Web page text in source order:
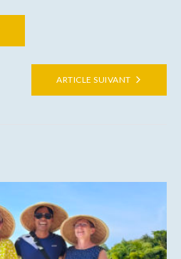
ARTICLE SUIVANT